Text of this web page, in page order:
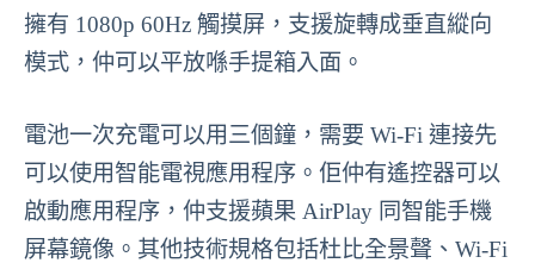
擁有 1080p 60Hz 觸摸屏，支援旋轉成垂直縱向
模式，仲可以平放喺手提箱入面。
電池一次充電可以用三個鐘，需要 Wi-Fi 連接先
可以使用智能電視應用程序。佢仲有遙控器可以
啟動應用程序，仲支援蘋果 AirPlay 同智能手機
屏幕鏡像。其他技術規格包括杜比全景聲、Wi-Fi